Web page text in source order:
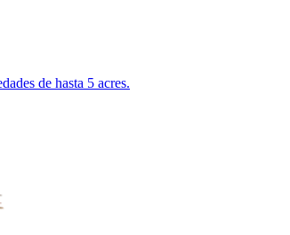
de hasta 5 acres.